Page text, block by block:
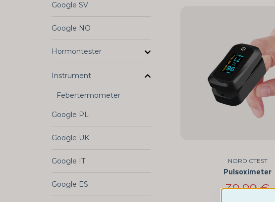
Google SV
Google NO
Hormontester
Instrument
Febertermometer
Google PL
Google UK
Google IT
Google ES
NORDICTEST
Pulsoximeter
39,99 €